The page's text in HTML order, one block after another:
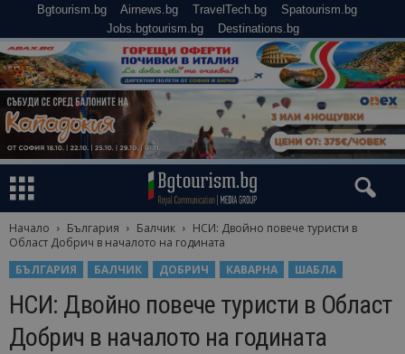
Bgtourism.bg Airnews.bg TravelTech.bg
Spatourism.bg
Jobs.bgtourism.bg
Destinations.bg
Начало България Балчик
НСИ: Двойно повече туристи в
Област Добрич в началото на годината
БЪЛГАРИЯ
БАЛЧИК ДОБРИЧ КАВАРНА ШАБЛА
НСИ: Двойно повече туристи в Област
Добрич в началото на годината